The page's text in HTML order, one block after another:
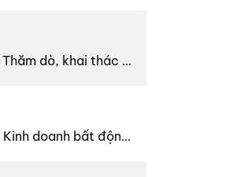
Thăm dò, khai thác dầu mỏ và hoạt động hỗ trợ
Kinh doanh bất động sản